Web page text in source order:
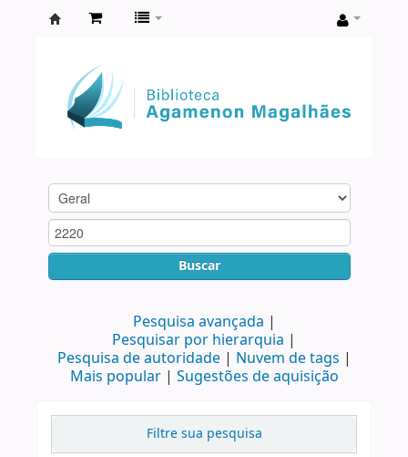
Agamenon
Magalhães
Buscar
Pesquisa avançada
Pesquisar por hierarquia
Pesquisa de autoridade
Nuvem de tags
Mais popular
Sugestões de aquisição
Filtre sua pesquisa